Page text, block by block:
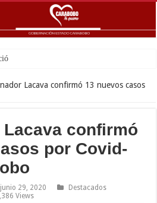
colocación de má
Lacava confirmó 13 nuevos casos
confirmó
por Covid-
junio 29, 2020
Destacados
Views